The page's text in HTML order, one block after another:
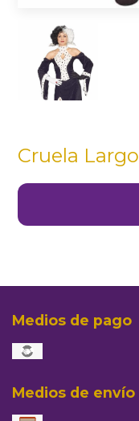
Cruela Largo
Medios de pago
Medios de envío